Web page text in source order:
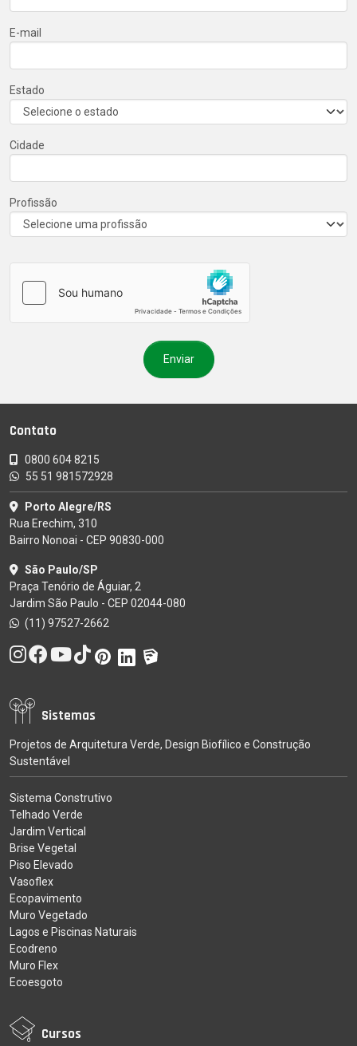
E-mail
Estado
Cidade
Profissão
Contato
0800 604 8215
55 51 981572928
Porto Alegre/RS
Rua Erechim, 310
Bairro Nonoai - CEP 90830-000
São Paulo/SP
Praça Tenório de Águiar, 2
Jardim São Paulo - CEP 02044-080
(11) 97527-2662
Sistemas
Projetos de Arquitetura Verde, Design Biofílico e Construção
Sustentável
Sistema Construtivo
Telhado Verde
Jardim Vertical
Brise Vegetal
Piso Elevado
Vasoflex
Ecopavimento
Muro Vegetado
Lagos e Piscinas Naturais
Ecodreno
Muro Flex
Ecoesgoto
Cursos